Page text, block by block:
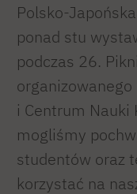
Polsko-
ponad stu
podczas 26.
organizowanego
i Centrum Nauki
mogliśmy
studentów oraz
korzystać na